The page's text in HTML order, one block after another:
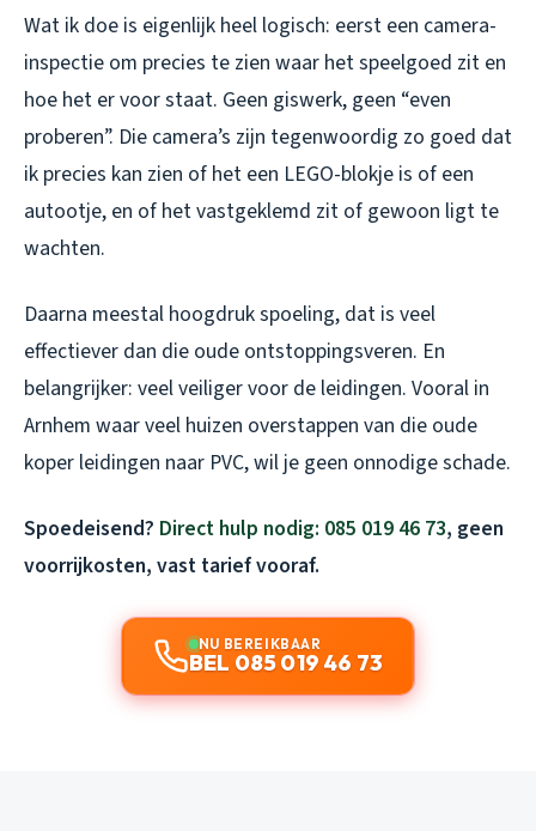
Wat ik doe is eigenlijk heel logisch: eerst een camera-
inspectie om precies te zien waar het speelgoed zit en
hoe het er voor staat. Geen giswerk, geen “even
proberen”. Die camera’s zijn tegenwoordig zo goed dat
ik precies kan zien of het een LEGO-blokje is of een
autootje, en of het vastgeklemd zit of gewoon ligt te
wachten.
Daarna meestal hoogdruk spoeling, dat is veel
effectiever dan die oude ontstoppingsveren. En
belangrijker: veel veiliger voor de leidingen. Vooral in
Arnhem waar veel huizen overstappen van die oude
koper leidingen naar PVC, wil je geen onnodige schade.
Spoedeisend? Direct hulp nodig: 085 019 46 73, geen
voorrijkosten, vast tarief vooraf.
NU BEREIKBAAR
BEL 085 019 46 73